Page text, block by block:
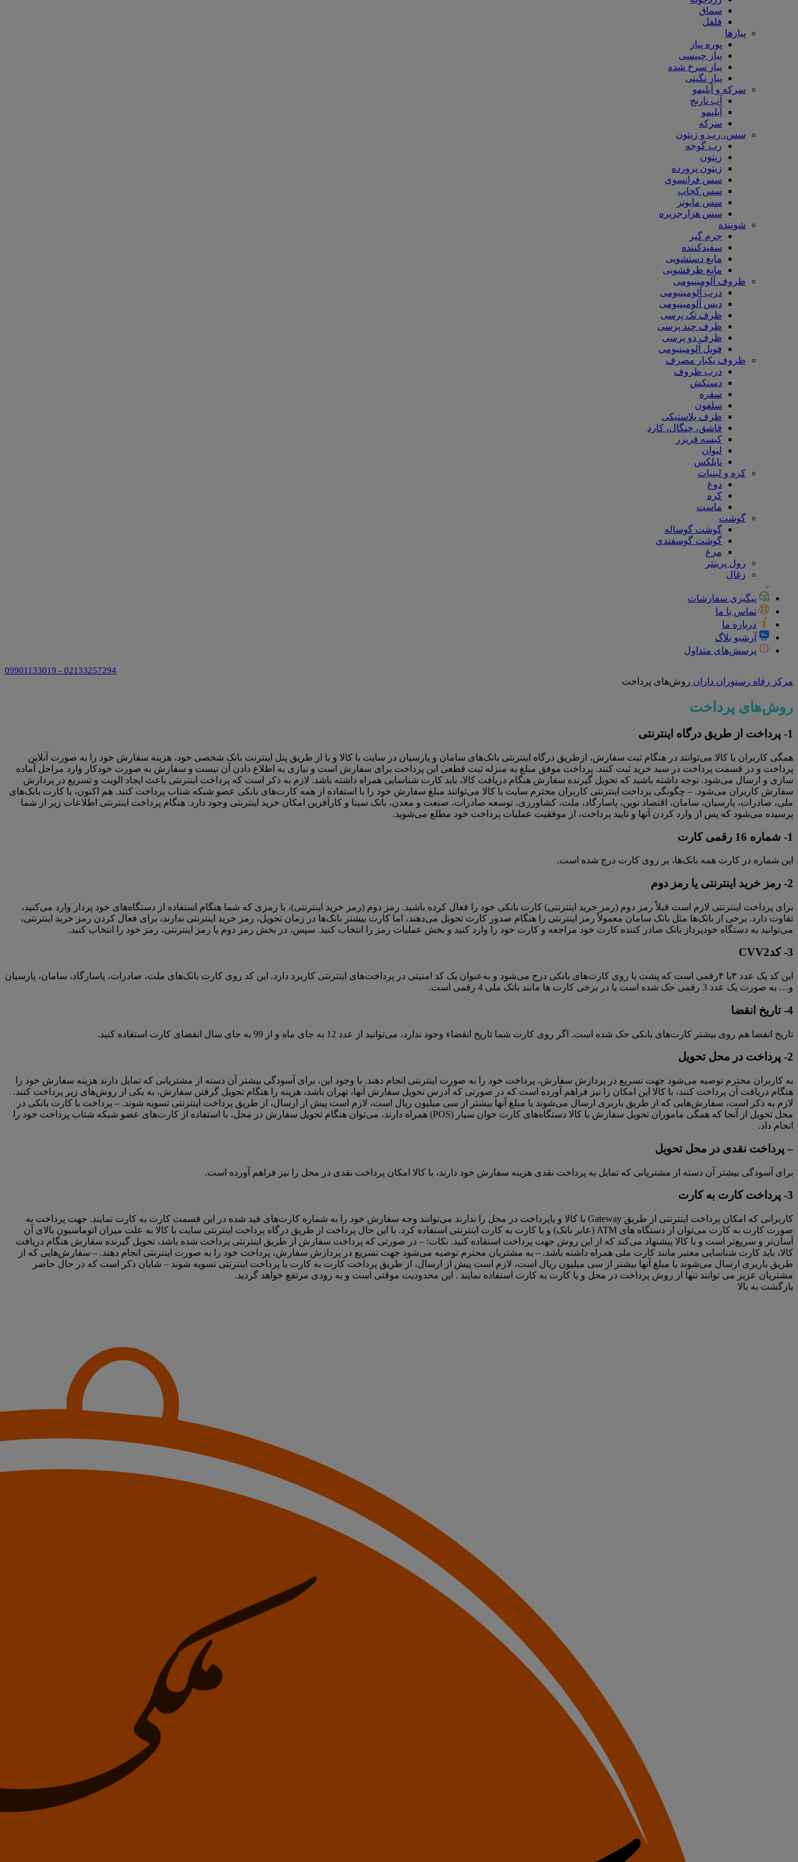
سماق
فلفل
پیازها
پوره پیاز
پیاز چیپسی
پیاز سرخ شده
پیاز نگینی
سرکه و آبلیمو
آب نارنج
آبلیمو
سرکه
سس، رب و زیتون
رب گوجه
زیتون
زیتون پرورده
سس فرانسوی
سس کچاپ
سس مایونز
سس هزارجزیره
شوینده
جرم گیر
سفیدکننده
مایع دستشویی
مایع ظرفشویی
ظروف آلومینیومی
درب آلومینیومی
دیس آلومینیومی
ظرف تک پرسی
ظرف چند پرسی
ظرف دو پرسی
فویل آلومینیومی
ظروف یکبار مصرف
درب ظروف
دستکش
سفره
سلفون
ظرف پلاستیکی
قاشق، چنگال، کارد
کیسه فریزر
لیوان
نایلکس
کره و لبنیات
دوغ
کره
ماست
گوشت
گوشت گوساله
گوشت گوسفندی
مرغ
رول پرینتر
زغال
پیگیری سفارشات
تماس با ما
درباره ما
آرشیو بلاگ
پرسش‌های متداول
09901133019 - 02133257294
مرکز رفاه رستوران داران روش‌های پرداخت
روش‌های پرداخت
1- پرداخت از طریق درگاه اینترنتی
همگی کاربران با کالا می‌توانند در هنگام ثبت سفارش، ازطریق درگاه اینترنتی بانک‌های سامان و پارسیان در سایت با کالا و یا از طریق پنل اینترنت بانک شخصی خود، هزینه سفارش خود را به صورت آنلاین
پرداخت و در قسمت پرداخت در سبد خرید ثبت کنند. پرداخت موفق مبلغ به منزله ثبت قطعی این پرداخت برای سفارش است و نیازی به اطلاع دادن آن نیست و سفارش به صورت خودکار وارد مراحل آماده
سازی و ارسال می‏‌شود. توجه داشته باشید که تحویل گیرنده سفارش هنگام دریافت کالا، باید کارت شناسایی همراه داشته باشد. لازم به ذکر است که پرداخت اینترنتی باعث ایجاد الویت و تسریع در پردازش
سفارش کاربران می‌شود. – چگونگی پرداخت اینترنتی کاربران محترم سایت با کالا می‌توانند مبلغ سفارش خود را با استفاده از همه کارت‌های بانکی عضو شبکه شتاب پرداخت کنند. هم اکنون، با کارت بانک‏‌های
ملی، صادرات، پارسیان، سامان، اقتصاد نوین، پاسارگاد، ملت، کشاورزی، توسعه صادرات، صنعت و معدن، بانک سینا و کارآفرین امکان خرید اینترنتی وجود دارد. هنگام پرداخت اینترنتی اطلاعات زیر از شما
پرسیده می‌شود که پس از وارد کردن آنها و تایید پرداخت، از موفقیت عملیات پرداخت خود مطلع می‌شوید.
1- شماره 16 رقمی کارت
این شماره در کارت همه بانک‏‌ها، بر روی کارت درج شده است.
2- رمز خرید اینترنتی یا رمز دوم
برای پرداخت اینترنتی لازم است قبلاْ رمز دوم (رمز خرید اینترنتی) کارت بانکی خود را فعال کرده باشید. رمز دوم (رمز خرید اینترنتی)، با رمزی که شما هنگام استفاده از دستگاه‌‏های خود پرداز وارد می‌کنید،
تفاوت دارد. برخی از بانک‌ها مثل بانک سامان معمولاً رمز اینترنتی را هنگام صدور کارت تحویل می‌دهند، اما کارت بیشتر بانک‏‌ها در زمان تحویل، رمز خرید اینترنتی ندارند، برای فعال کردن رمز خرید اینترنتی،
می‏‌توانید به دستگاه خودپرداز بانک صادر کننده کارت خود مراجعه و کارت خود را وارد کنید و بخش عملیات رمز را انتخاب کنید. سپس، در بخش رمز دوم یا رمز اینترنتی، رمز خود را انتخاب کنید.
3- کدCVV2
این کد یک عدد ۳یا ۴رقمی است که پشت یا روی کارت‌‌‌‌‌‌‌‌‌‌‌‌‌‌‌‌‌‌‌‌‌‌‌‌‌‌‌‌‌‌‌‌‌‌‌‌‌‌‌‌‌‌‌‌‌‌‌‌‌‌‌‌‌های بانکی درج می‌شود و به‌‌‌‌‌‌‌‌‌‌‌‌‌‌‌‌‌‌‌‌‌‌‌‌‌‌‌‌‌‌‌‌‌‌‌‌‌‌‌‌‌‌‌‌‌‌‌‌‌‌‌‌‌عنوان یک کد امنیتی در پرداخت‌‌‌‌‌‌‌‌‌‌‌‌‌‌‌‌‌‌‌‌‌‌‌‌‌‌‌‌‌‌‌‌‌‌‌‌‌‌‌‌‌‌‌‌‌‌‌‌‌‌‌‌‌های اینترنتی کاربرد دارد. این کد روی کارت‌‌‌‌‌‌‌‌‌‌‌‌‌‌‌‌‌‌‌‌‌‌‌‌‌‌‌‌‌‌‌‌‌‌‌‌‌‌‌‌‌‌‌‌‌‌‌‌‌‌‌‌‌ بانک‏‌های ملت، صادرات، پاسارگاد، سامان، پارسیان
و… به صورت یک عدد 3 رقمی حک شده است یا در برخی کارت ها مانند بانک ملی 4 رقمی است.
4- تاریخ انقضا
تاریخ انقضا هم روی بیشتر کارت‌های بانکی حک شده است. اگر روی کارت شما تاریخ انقضاء وجود ندارد، می‏‌توانید از عدد 12 به جای ماه و از 99 به جای سال انقضای کارت استفاده کنید.
2- پرداخت در محل تحویل
به کاربران محترم توصیه می‌شود جهت تسریع در پردازش سفارش، پرداخت خود را به صورت اینترنتی انجام دهند. با وجود این، برای آسودگی بیشتر آن دسته از مشتریانی که تمایل دارند هزینه سفارش خود را
هنگام دریافت آن پرداخت کنند، با کالا این امکان را نیز فراهم آورده است که در صورتی که آدرس تحویل سفارش آنها، تهران باشد، هزینه را هنگام تحویل گرفتن سفارش، به یکی از روش‌های زیر پرداخت کنند.
لازم به ذکر است، سفارش‌هایی که از طریق باربری ارسال می‌شوند یا مبلغ آنها بیشتر از سی میلیون ریال است، لازم است پیش از ارسال، از طریق پرداخت اینترنتی تسویه شوند. – پرداخت با کارت بانکی در
محل تحویل از آنجا که همگی ماموران تحویل سفارش با کالا دستگاه‏‏‌های کارت خوان سیار (POS) همراه دارند، می‌توان هنگام تحویل سفارش در محل، با استفاده از کارت‌های عضو شبکه شتاب پرداخت خود را
انجام داد.
– پرداخت نقدی در محل تحویل
برای آسودگی بیشتر آن دسته از مشتریانی که تمایل به پرداخت نقدی هزینه سفارش خود دارند، با کالا امکان پرداخت نقدی در محل را نیز فراهم آورده است.
3- پرداخت کارت به کارت
کاربرانی که امکان پرداخت اینترنتی از طریق Gateway با کالا و یاپرداخت در محل را ندارند می‌توانند وجه سفارش خود را به شماره کارت‌های قید شده در این قسمت کارت به کارت نمایند. جهت پرداخت به
صورت کارت به کارت می‌توان از دستگاه های ATM (عابر بانک) و یا کارت به کارت اینترنتی استفاده کرد. با این حال پرداخت از طریق درگاه پرداخت اینترنتی سایت با کالا به علت میزان اتوماسیون بالای آن
آسان‌تر و سریع‌تر است و با کالا پیشنهاد می‌کند که از این روش جهت پرداخت استفاده کنید. نکات: – در صورتی که پرداخت سفارش از طریق اینترنتی پرداخت شده باشد، تحویل گیرنده سفارش هنگام دریافت
کالا، باید کارت شناسایی معتبر مانند کارت ملی همراه داشته باشد. – به مشتریان محترم توصیه می‌شود جهت تسریع در پردازش سفارش، پرداخت خود را به صورت اینترنتی انجام دهند. – سفارش‌هایی که از
طریق باربری ارسال می‌شوند یا مبلغ آنها بیشتر از سی میلیون ریال است، لازم است پیش از ارسال، از طریق پرداخت کارت به کارت یا پرداخت اینترنتی تسویه شوند – شایان ذکر است که در حال حاضر
مشتریان عزیز می توانند تنها از روش پرداخت در محل و یا کارت به کارت استفاده نمایند . این محدودیت موقتی است و به زودی مرتفع خواهد گردید.
بازگشت به بالا